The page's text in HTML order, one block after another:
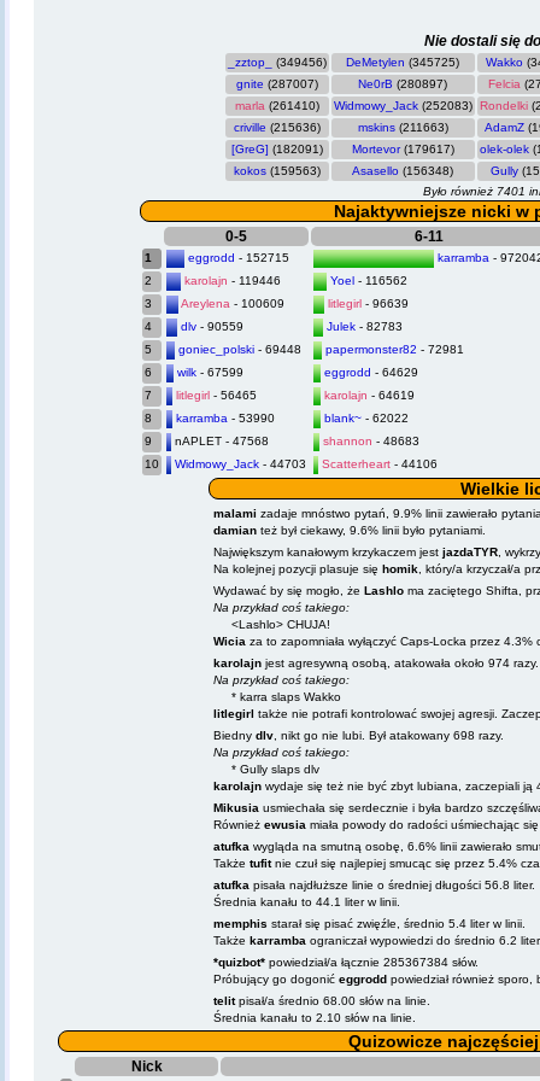
Nie dostali się
_zztop_ (349456) DeMetylen (345725) Wakko
gnite (287007) Ne0rB (280897) Felcia
marla (261410) Widmowy_Jack(252083) Rondelki
criville (215636) mskins(211663) AdamZ
[GreG] (182091) Mortevor(179617) olek-olek
kokos(159563) Asasello (156348) Gully
Było również 7401
Najaktywniejsze nicki w
0-5 6-11
1 eggrodd - 152715 karramba -
2
karolajn - 119446 Yoel - 116562
3
Areylena - 100609 litlegirl - 96639
4
dlv - 90559 Julek - 82783
5
goniec_polski - 69448 papermonster82 - 72981
6
wilk - 67599 eggrodd - 64629
7
litlegirl - 56465 karolajn - 64619
8
karramba - 53990 blank~ - 62022
9
nAPLET - 47568 shannon - 48683
10
Widmowy_Jack - 44703 Scatterheart - 44106
Wielkie
malami zadaje mnóstwo pytań, 9.9% linii zawierało
damian też był ciekawy, 9.6% linii było pytaniami.
Największym kanałowym krzykaczem jestjazdaTYR ,
Na kolejnej pozycji plasuje sięhomik , który/a krzyczał/a
Wydawać by się mogło, żeLashlo ma zaciętego Shifta,
Na przykład coś takiego:
<Lashlo> CHUJA!
Wicia za to zapomniała wyłączyć Caps-Locka przez 4.3%
karolajn jest agresywną osobą, atakowała około 974 razy.
Na przykład coś takiego:
* karra slaps Wakko
litlegirl także nie potrafi kontrolować swojej agresji.
Biednydlv , nikt go nie lubi. Był atakowany 698 razy.
Na przykład coś takiego:
* Gully slaps dlv
karolajn wydaje się też nie być zbyt lubiana, zaczepiali ją
Mikusia usmiechała się serdecznie i była bardzo
Równieżewusia miała powody do radości uśmiechając
atufka wygląda na smutną osobę, 6.6% linii zawierało
Takżetufitnie czuł się najlepiej smucąc się przez 5.4%
atufka pisała najdłuższe linie o średniej długości 56.8 liter.
Średnia kanału to 44.1 liter w linii.
memphis starał się pisać zwięźle, średnio 5.4 liter w linii.
Takżekarramba ograniczał wypowiedzi do średnio 6.2
*quizbot* powiedział/a łącznie 285367384 słów.
Próbujący go dogonićeggrodd powiedział również sporo,
telitpisał/a średnio 68.00 słów na linie.
Średnia kanału to 2.10 słów na linie.
Quizowicze
Nick